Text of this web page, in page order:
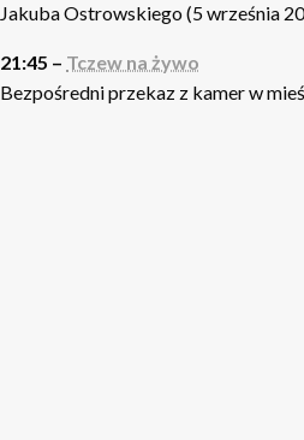
Jakuba Ostrowskiego (5 września
21:45 – Tczew na żywo
Bezpośredni przekaz z kamer w